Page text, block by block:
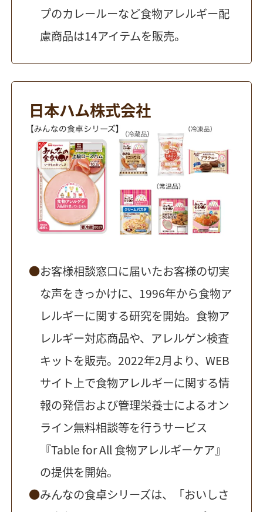
プのカレールーなど食物アレルギー配
慮商品は14アイテムを販売。
日本ハム株式会社
お客様相談窓口に届いたお客様の切実
な声をきっかけに、1996年から食物ア
レルギーに関する研究を開始。食物ア
レルギー対応商品や、アレルゲン検査
キットを販売。2022年2月より、WEB
サイト上で食物アレルギーに関する情
報の発信および管理栄養士によるオン
ライン無料相談等を行うサービス
『Table for All 食物アレルギーケア』
の提供を開始。
みんなの食卓シリーズは、「おいしさ